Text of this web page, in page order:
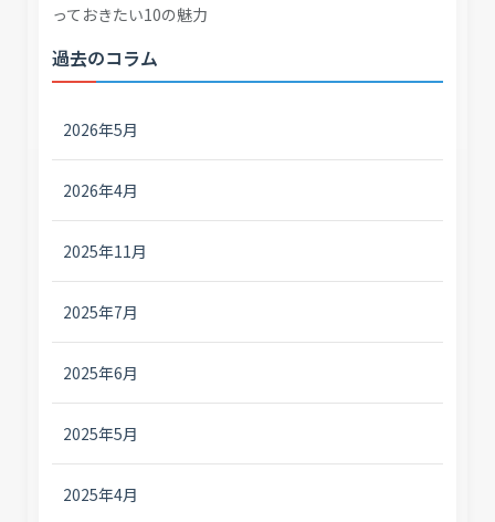
っておきたい10の魅力
過去のコラム
2026年5月
2026年4月
2025年11月
2025年7月
2025年6月
2025年5月
2025年4月